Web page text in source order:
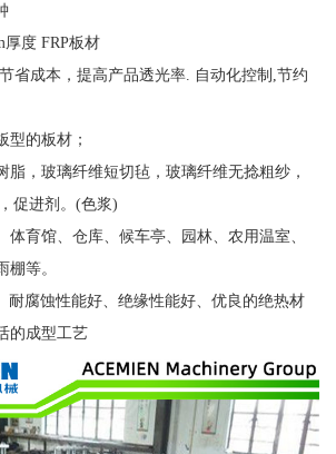
度 FRP板材
省成本，提高产品透光率. 自动化控制,节约
型的板材；
脂，玻璃纤维短切毡，玻璃纤维无捻粗纱，
促进剂。(色浆)
体育馆、仓库、候车亭、园林、农用温室、
等。
耐腐蚀性能好、绝缘性能好、优良的绝热材
的成型工艺